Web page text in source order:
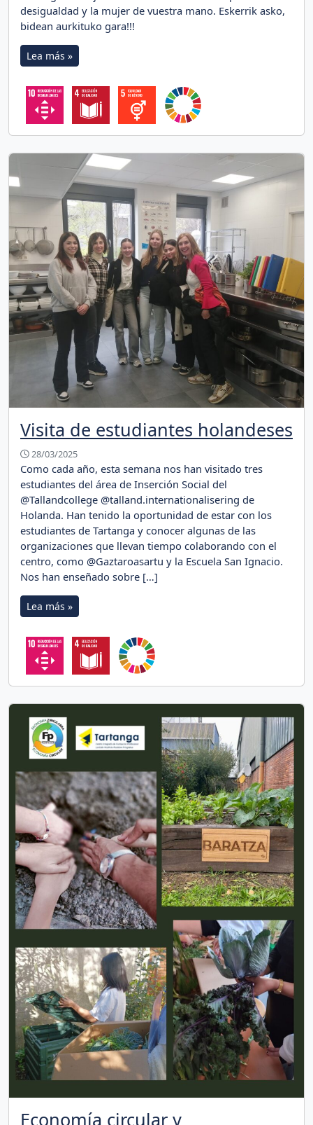
desigualdad y la mujer de vuestra mano. Eskerrik asko,
bidean aurkituko gara!!!
Lea más »
Visita de estudiantes holandeses
28/03/2025
Como cada año, esta semana nos han visitado tres
estudiantes del área de Inserción Social del
@Tallandcollege @talland.internationalisering de
Holanda. Han tenido la oportunidad de estar con los
estudiantes de Tartanga y conocer algunas de las
organizaciones que llevan tiempo colaborando con el
centro, como @Gaztaroasartu y la Escuela San Ignacio.
Nos han enseñado sobre […]
Lea más »
Economía circular y